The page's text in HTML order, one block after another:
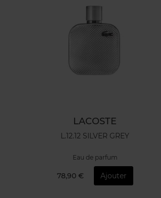
LACOSTE
L.12.12 SILVER GREY
Eau de parfum
78,90 € Ajouter